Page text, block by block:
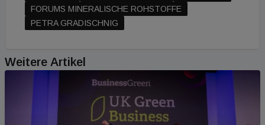
FORUMS MINERALISCHE ROHSTOFFE
PETRA GRADISCHNIG
Weitere Artikel